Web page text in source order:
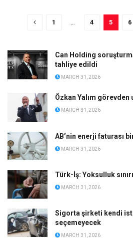
1 … 4 5 6
Can Holding
tahliye edildi
MARCH 31, 2026
Özkan Yalım görevden
MARCH 31, 2026
AB’nin enerji faturası
MARCH 31, 2026
Türk-İş: Yoksulluk
MARCH 31, 2026
Sigorta şirketi kendi
seçemeyecek
MARCH 31, 2026